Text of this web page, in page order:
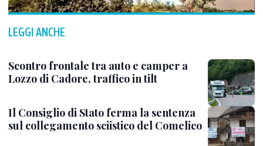
LEGGI ANCHE
Scontro frontale tra auto e camper a
Lozzo di Cadore, traffico in tilt
Il Consiglio di Stato ferma la sentenza
sul collegamento sciistico del Comelico